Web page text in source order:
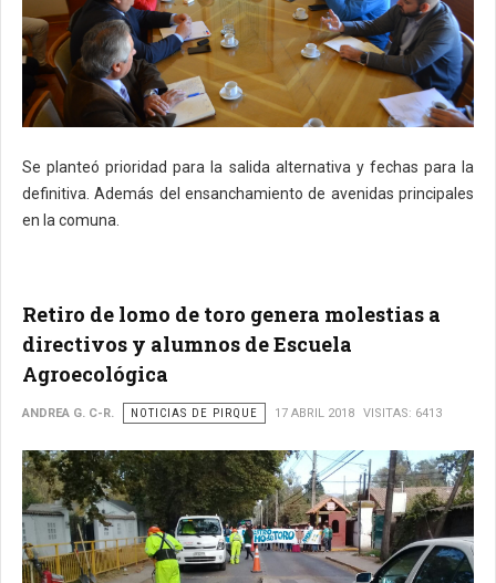
Se planteó prioridad para la salida alternativa y fechas para la
definitiva. Además del ensanchamiento de avenidas principales
en la comuna.
Retiro de lomo de toro genera molestias a
directivos y alumnos de Escuela
Agroecológica
ANDREA G. C-R. NOTICIAS DE PIRQUE 17 ABRIL 2018 VISITAS: 6413